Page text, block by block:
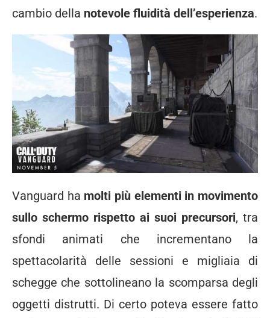
cambio della notevole fluidità dell’esperienza.
Vanguard ha molti più elementi in movimento
sullo schermo rispetto ai suoi precursori, tra
sfondi animati che incrementano la
spettacolarità delle sessioni e migliaia di
schegge che sottolineano la scomparsa degli
oggetti distrutti. Di certo poteva essere fatto